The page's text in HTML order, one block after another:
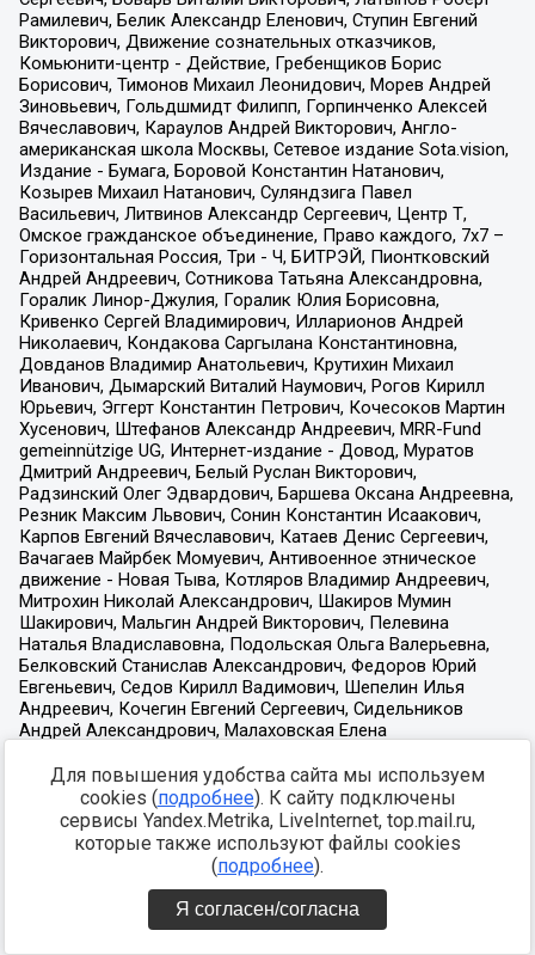
Для повышения удобства сайта мы используем
cookies (подробнее). К сайту подключены
сервисы Yandex.Metrika, LiveInternet, top.mail.ru,
которые также используют файлы cookies
(подробнее).
Я согласен/согласна